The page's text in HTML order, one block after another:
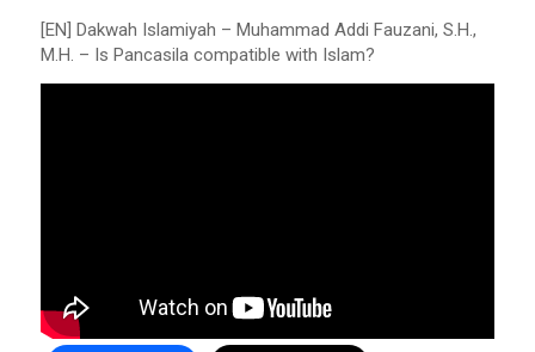
[EN] Dakwah Islamiyah – Muhammad Addi Fauzani, S.H.,
M.H. – Is Pancasila compatible with Islam?